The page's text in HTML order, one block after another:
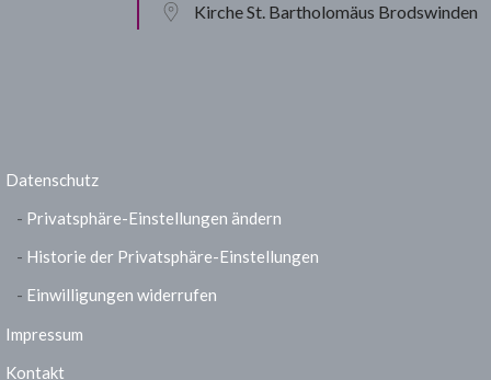
Kirche St. Bartholomäus Brodswinden
Datenschutz
Privatsphäre-Einstellungen ändern
Historie der Privatsphäre-Einstellungen
Einwilligungen widerrufen
Impressum
Kontakt